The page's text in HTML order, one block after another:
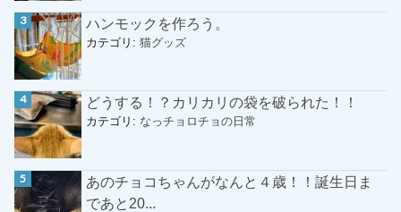
ハンモックを作ろう。
カテゴリ:猫グッズ
どうする！？カリカリの袋を破られた！！
カテゴリ: なっチョロチョの日常
あのチョコちゃんがなんと４歳！！誕生日ま
であと20...